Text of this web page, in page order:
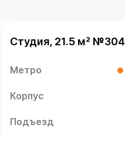
Студия, 21.5 м² №304
Метро
Корпус
Подъезд